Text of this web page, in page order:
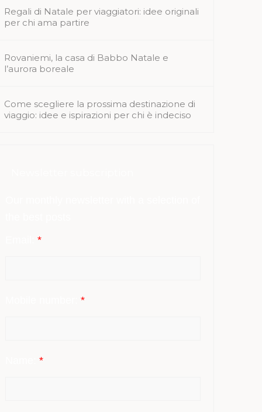
Regali di Natale per viaggiatori: idee originali
per chi ama partire
Rovaniemi, la casa di Babbo Natale e
l’aurora boreale
Come scegliere la prossima destinazione di
viaggio: idee e ispirazioni per chi è indeciso
*
*
*